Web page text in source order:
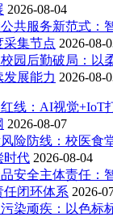
2026-08-04
共服务新范式：
采集节点 2026-08-
园后勤破局：以
展能力 2026-08-
线：AI视觉+IoT
2026-08-07
险防线：校医食
时代 2026-08-04
安全主体责任：
任闭环体系 2026-
染顽疾：以色标